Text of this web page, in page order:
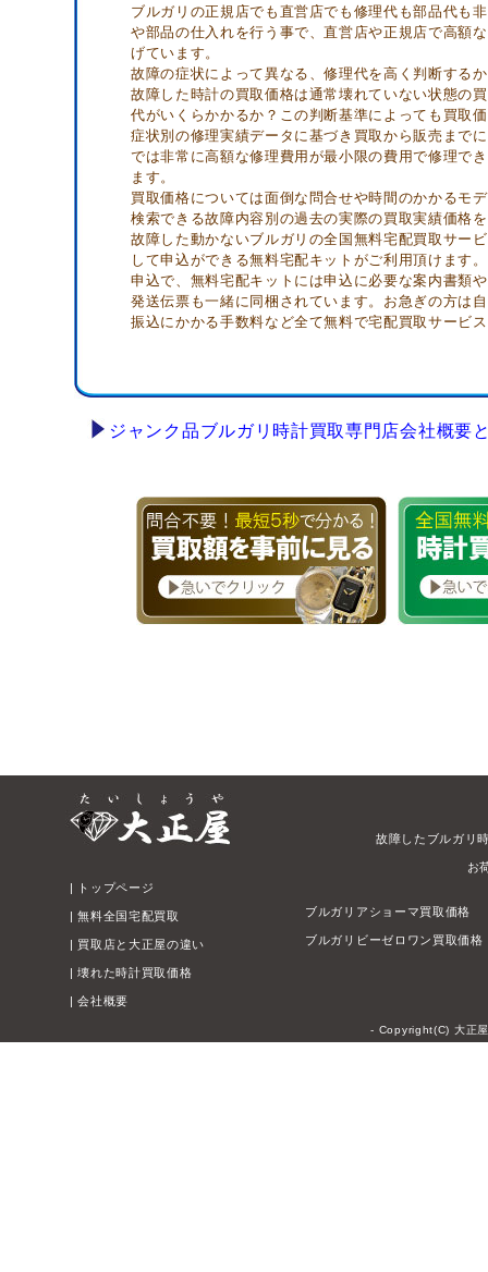
ブルガリの正規店でも直営店でも修理代も部品代も
や部品の仕入れを行う事で、直営店や正規店で高額
げています。
故障の症状によって異なる、修理代を高く判断する
故障した時計の買取価格は通常壊れていない状態の
代がいくらかかるか？この判断基準によっても買取
症状別の修理実績データに基づき買取から販売まで
では非常に高額な修理費用が最小限の費用で修理で
ます。
買取価格については面倒な問合せや時間のかかるモ
検索できる故障内容別の過去の実際の買取実績価格
故障した動かないブルガリの全国無料宅配買取サー
して申込ができる無料宅配キットがご利用頂けます
申込で、無料宅配キットには申込に必要な案内書類
発送伝票も一緒に同梱されています。お急ぎの方は
振込にかかる手数料など全て無料で宅配買取サービ
ジャンク品ブルガリ時計買取専門店会社概要
| トップページ
|無料全国宅配買取
| 買取店と大正屋の違い
|壊れた時計買取価格
|会社概要
故障したブルガリ
お
ブルガリアショーマ買取価格
ブルガリビーゼロワン買取価格
- Copyright(C) 大正